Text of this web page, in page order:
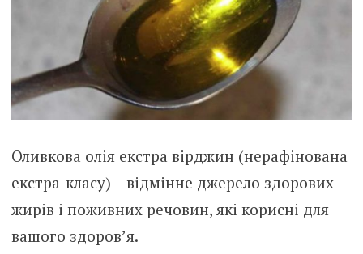
Оливкова олія екстра вірджин (нерафінована
екстра-класу) – відмінне джерело здорових
жирів і поживних речовин, які корисні для
вашого здоров’я.